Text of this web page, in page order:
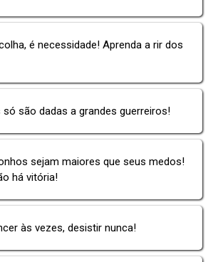
é necessidade! Aprenda a rir dos
só são dadas a grandes guerreiros!
sejam maiores que seus medos!
há vitória!
às vezes, desistir nunca!